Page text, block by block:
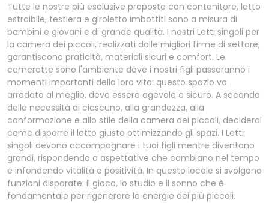
Tutte le nostre più esclusive proposte con contenitore, letto
estraibile, testiera e giroletto imbottiti sono a misura di
bambini e giovani e di grande qualità. I nostri Letti singoli per
la camera dei piccoli, realizzati dalle migliori firme di settore,
garantiscono praticità, materiali sicuri e comfort. Le
camerette sono l'ambiente dove i nostri figli passeranno i
momenti importanti della loro vita: questo spazio va
arredato al meglio, deve essere agevole e sicuro. A seconda
delle necessità di ciascuno, alla grandezza, alla
conformazione e allo stile della camera dei piccoli, deciderai
come disporre il letto giusto ottimizzando gli spazi. I Letti
singoli devono accompagnare i tuoi figli mentre diventano
grandi, rispondendo a aspettative che cambiano nel tempo
e infondendo vitalità e positività. In questo locale si svolgono
funzioni disparate: il gioco, lo studio e il sonno che è
fondamentale per rigenerare le energie dei più piccoli.